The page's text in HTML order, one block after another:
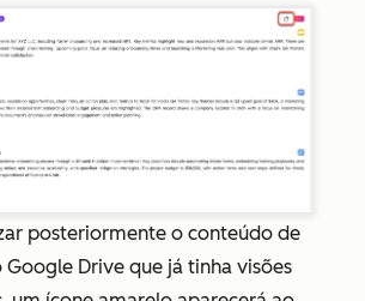
posteriormente o conteúdo de
Drive que já tinha visões